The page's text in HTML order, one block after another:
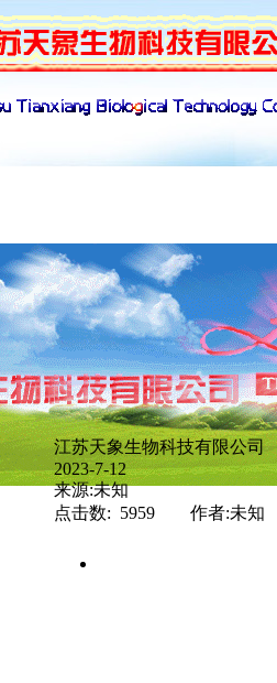
江苏天象生物科技有限公司
2023-7-12
来源:未知
点击数: 5959 作者:未知